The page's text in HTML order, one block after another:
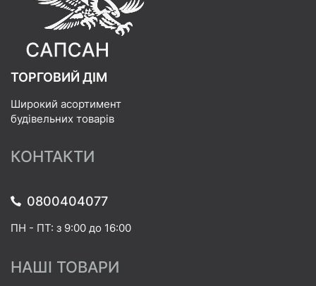
ТОРГОВИЙ ДІМ
Широкий асортимент
будівельних товарів
КОНТАКТИ
0800404077
ПН - ПТ: з 9:00 до 16:00
НАШІ ТОВАРИ